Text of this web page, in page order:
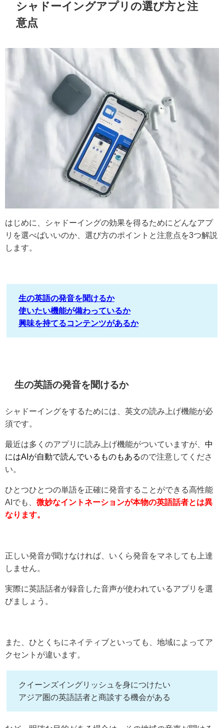
シャドーイングアプリの選び方と注
意点
はじめに、シャドーイングの効果を得るためにどんなアプ
リを選べばいいのか、選び方のポイントと注意点を3つ解説
します。
生の英語の発音を聞けるか
使いたい機能が備わっているか
興味を持てるコンテンツがあるか
生の英語の発音を聞けるか
シャドーイングをするためには、英文の読み上げ機能が必
須です。
最近は多くのアプリに読み上げ機能がついていますが、 中
にはAIが自動で読んでいるものもあるので注意してくださ
い。
ひとつひとつの単語を正確に発音することができる高性能
AIでも、 微妙なイントネーションが本物の英語話者とは異
なります。
正しい発音が聞けなければ、いくら発音をマネしても上達
しません。
実際に英語話者が録音した音声が使われているアプリを選
びましょう。
また、ひとくちにネイティブといっても、地域によってア
クセントが違います。
クイーンズイングリッシュを身につけたい
アジア圏の英語話者と商談する機会がある